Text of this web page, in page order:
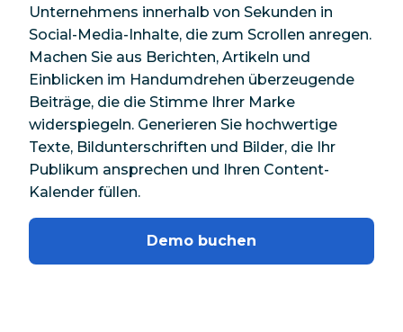
Unternehmens innerhalb von Sekunden in
Social-Media-Inhalte, die zum Scrollen anregen.
Machen Sie aus Berichten, Artikeln und
Einblicken im Handumdrehen überzeugende
Beiträge, die die Stimme Ihrer Marke
widerspiegeln. Generieren Sie hochwertige
Texte, Bildunterschriften und Bilder, die Ihr
Publikum ansprechen und Ihren Content-
Kalender füllen.
Demo buchen